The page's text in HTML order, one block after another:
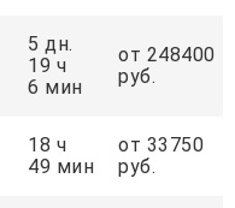
5 дн.
19 ч
6 мин
от 248400
руб.
18 ч
49 мин
от 33750
руб.